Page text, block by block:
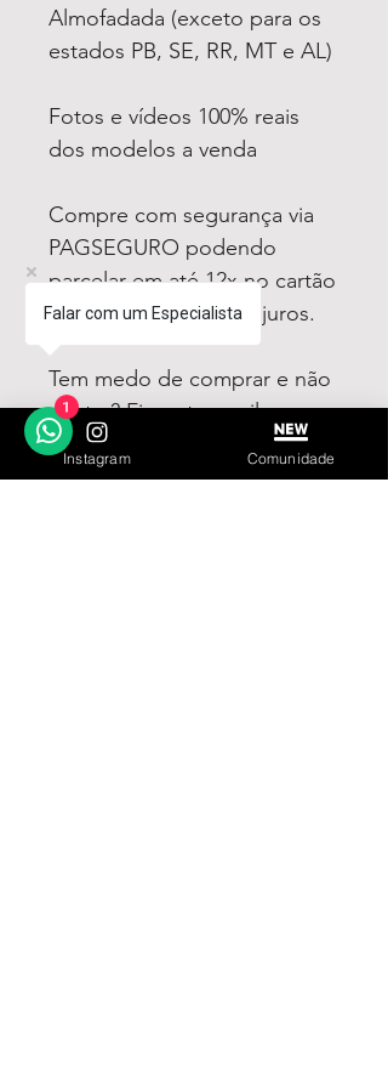
Almofadada (exceto para os
estados PB, SE, RR, MT e AL)
Fotos e vídeos 100% reais
dos modelos a venda
Compre com segurança via
PAGSEGURO podendo
parcelar em até 12x no cartão
sendo em até 4x sem juros.
Tem medo de comprar e não
gostar? Fique tranquilo,
garantimos a sua satisfação
ou devolvemos o seu
Instagram Comunidade
Falar com um Especialista
1